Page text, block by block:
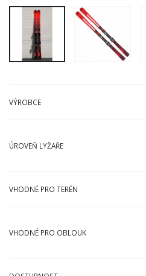
VÝROBCE
ÚROVEŇ LYŽAŘE
VHODNÉ PRO TERÉN
VHODNÉ PRO OBLOUK